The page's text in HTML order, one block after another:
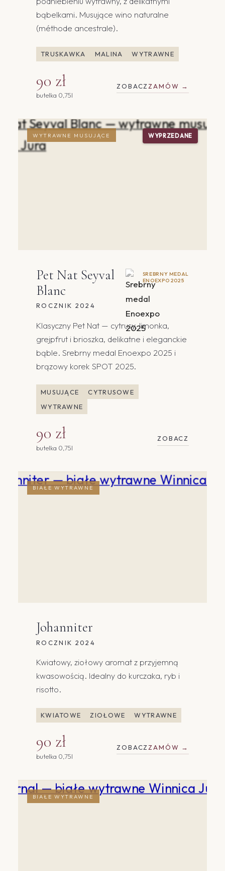
bąbelkami. Musujące wino naturalne
(méthode ancestrale).
TRUSKAWKA MALINA WYTRAWNE
90 zł
butelka 0,75l
ZOBACZ ZAMÓW →
WYPRZEDANE
WYTRAWNE MUSUJĄCE
Pet Nat Seyval
Blanc
ROCZNIK 2024
SREBRNY MEDAL
ENOEXPO 2025
Klasyczny Pet Nat — cytrusy, limonka,
grejpfrut i brioszka, delikatne i eleganckie
bąble. Srebrny medal Enoexpo 2025 i
brązowy korek SPOT 2025.
MUSUJĄCE
CYTRUSOWE
WYTRAWNE
90 zł
butelka 0,75l
ZOBACZ
BIAŁE WYTRAWNE
Johanniter
ROCZNIK 2024
Kwiatowy, ziołowy aromat z przyjemną
kwasowością. Idealny do kurczaka, ryb i
risotto.
KWIATOWE ZIOŁOWE WYTRAWNE
90 zł
butelka 0,75l
ZOBACZ ZAMÓW →
BIAŁE WYTRAWNE